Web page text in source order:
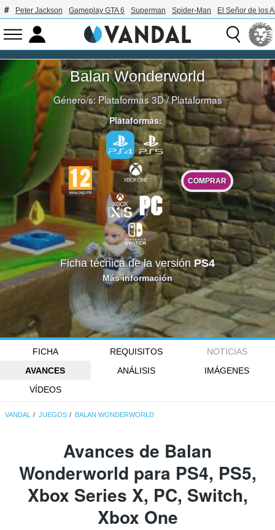
Peter Jackson Gameplay GTA 6 Superman Spider-Man El Señor de los
Balan Wonderworld
Género/s: Plataformas 3D/Plataformas
Plataformas:
COMPRAR
Ficha técnica de la versión PS4
Más información
FICHA REQUISITOS
NOTICIAS
AVANCES
ANÁLISIS
IMÁGENES
VÍDEOS
VANDAL JUEGOS BALAN WONDERWORLD
Avances de Balan
Wonderworld para PS4, PS5,
Xbox Series X, PC, Switch,
Xbox One